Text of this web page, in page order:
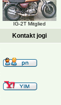
IG-2T Mitglied
Kontakt jogi